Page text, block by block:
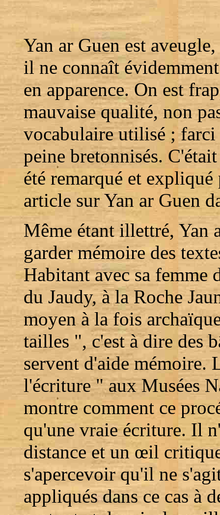
Yan ar Guen est
il ne connaît
en apparence. On est
mauvaise qualité, non
vocabulaire utilisé ; farci
peine bretonnisés.
été remarqué et
article sur Yan ar Guen
Même étant illettré, Yan
garder mémoire des
Habitant avec sa femme
du Jaudy, à la Roche
moyen à la fois
tailles ", c'est à dire des
servent d'aide mémoire.
l'écriture " aux Musées
montre comment ce
qu'une vraie écriture. Il
distance et un œil
s'apercevoir qu'il ne
appliqués dans ce cas à